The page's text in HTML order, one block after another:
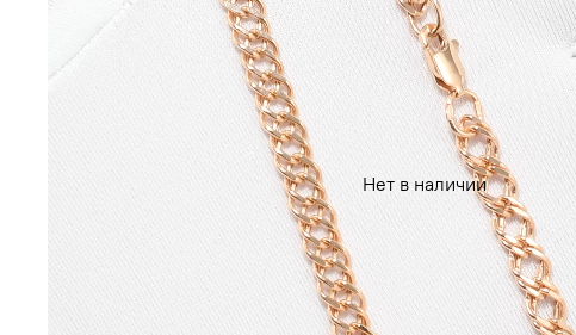
Нет в наличии